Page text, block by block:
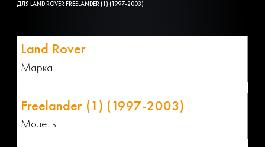
ДЛЯ LAND ROVER FREELANDER (1) (1997-2003)
Марка
Модель